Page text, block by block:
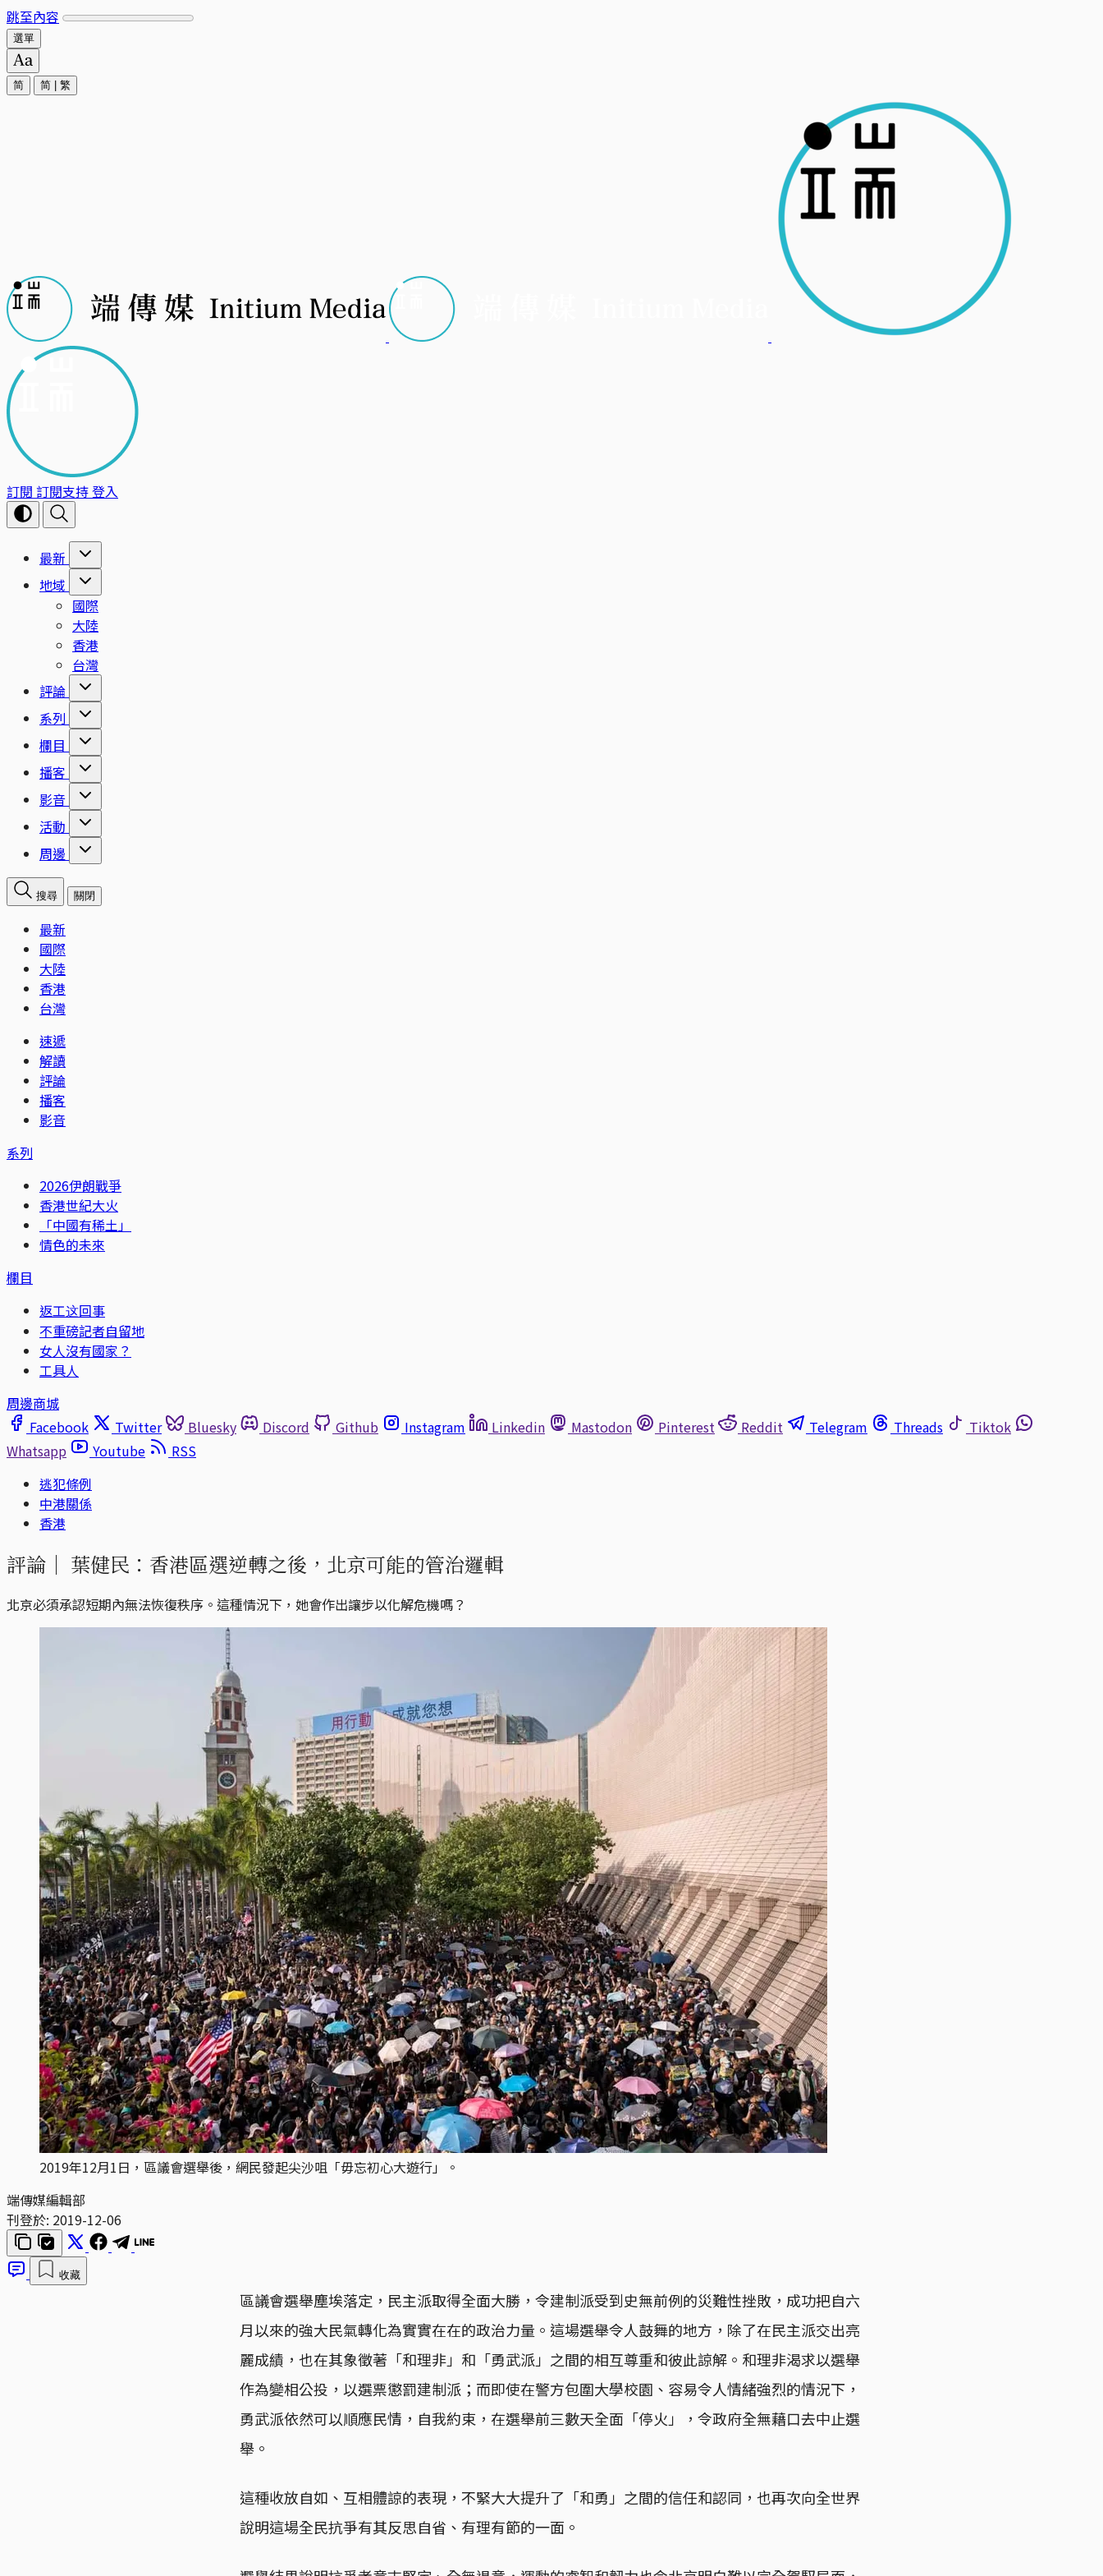
跳至內容
選單
简 简 繁
訂閱 訂閱支持登入
最新
地域
國際
大陸
香港
台灣
評論
系列
欄目
播客
影音
活動
周邊
搜尋 關閉
最新
國際
大陸
香港
台灣
速遞
解讀
評論
播客
影音
系列
2026伊朗戰爭
香港世紀大火
「中國有稀土」
情色的未來
欄目
返工这回事
不重磅記者自留地
女人沒有國家？
工具人
周邊商城
Facebook
Twitter Bluesky Discord Github Instagram Linkedin Mastodon Pinterest Reddit Telegram Threads
Tiktok
Whatsapp
Youtube
RSS
逃犯條例
中港關係
香港
評論｜ 葉健民：香港區選逆轉之後，北京可能的管治邏輯
北京必須承認短期內無法恢復秩序。這種情況下，她會作出讓步以化解危機嗎？
2019年12月1日，區議會選舉後，網民發起尖沙咀「毋忘初心大遊行」。
端傳媒編輯部
刊登於: 2019-12-06
收藏
區議會選舉塵埃落定，民主派取得全面大勝，令建制派受到史無前例的災難性挫敗，成功把自六
月以來的強大民氣轉化為實實在在的政治力量。這場選舉令人鼓舞的地方，除了在民主派交出亮
麗成績，也在其象徵著「和理非」和「勇武派」之間的相互尊重和彼此諒解。和理非渴求以選舉
作為變相公投，以選票懲罰建制派；而即使在警方包圍大學校園、容易令人情緒強烈的情況下，
勇武派依然可以順應民情，自我約束，在選舉前三數天全面「停火」，令政府全無藉口去中止選
舉。
這種收放自如、互相體諒的表現，不緊大大提升了「和勇」之間的信任和認同，也再次向全世界
說明這場全民抗爭有其反思自省、有理有節的一面。